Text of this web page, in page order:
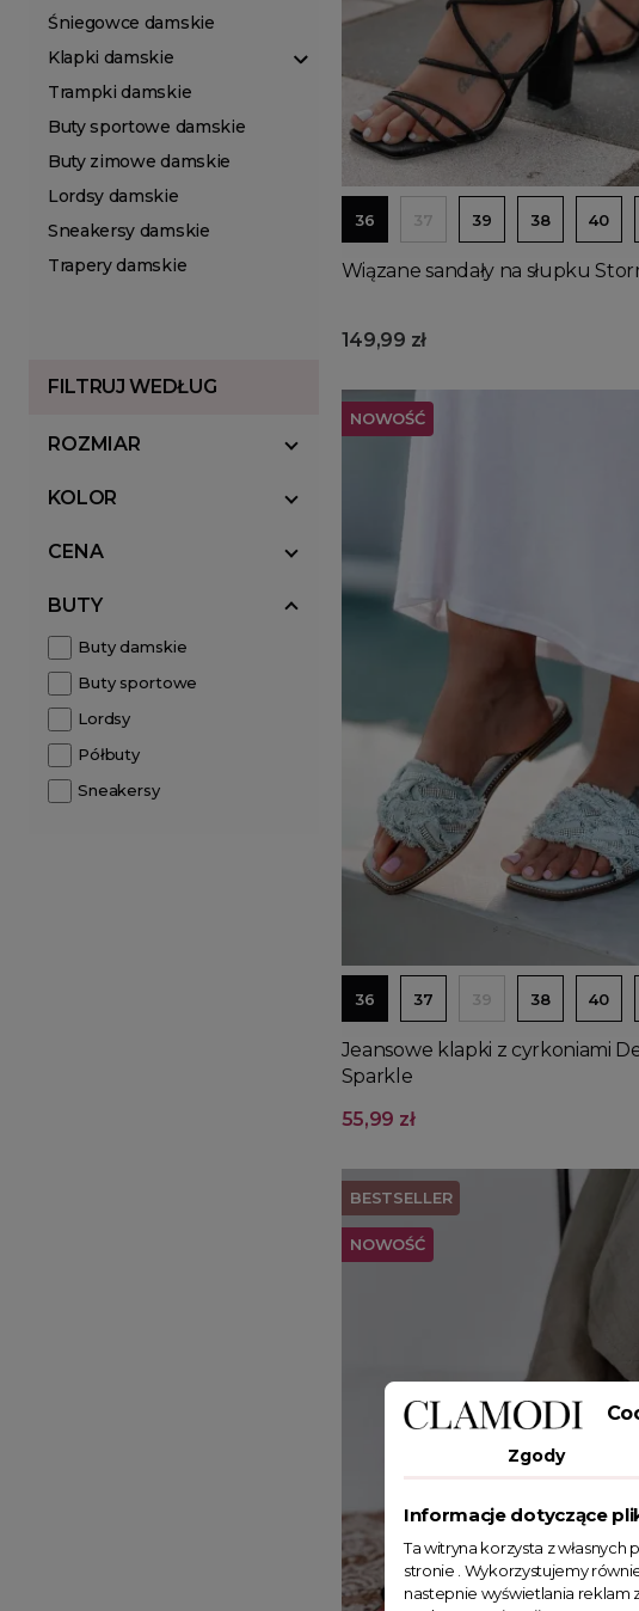
Śniegowce damskie
Klapki damskie
Trampki damskie
Buty sportowe damskie
Buty zimowe damskie
Lordsy damskie
Sneakersy damskie
Trapery damskie
FILTRUJ WEDŁUG
ROZMIAR
KOLOR
CENA
BUTY
Buty damskie
Buty sportowe
Lordsy
Półbuty
Sneakersy
36 37 39 38 40
Wiązane sandały na słupku
149,99 zł
36 37 39 38 40
Jeansowe klapki z cyrkoniami
Sparkle
55,99 zł
NOWOŚĆ
BESTSELLER
NOWOŚĆ
Zgody
Informacje dotyczące
Ta witryna korzysta z
stronie . Wykorzystujemy
nastepnie wyświetlania reklam